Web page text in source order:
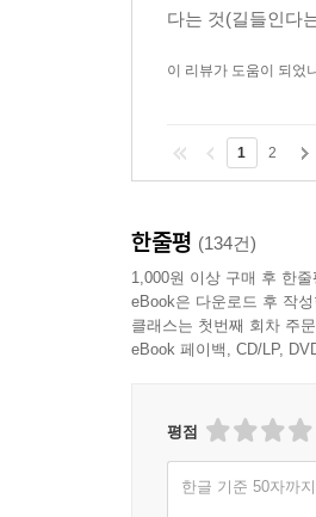
다는 것(길들인다
이 리뷰가 도움이 되었
1 2
한줄평 (134건)
1,000원 이상 구매 후 한줄
eBook은 다운로드 후 작
클래스는 첫번째 회차 주
eBook 페이백, CD/LP,
평점
한글 기준 50자까